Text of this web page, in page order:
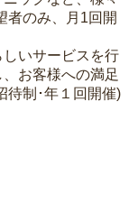
者のみ、月1回開
しいサービスを行
お客様への満足
待制･年１回開催)